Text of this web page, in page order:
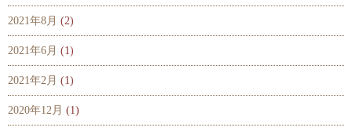
2021年8月 (2)
2021年6月 (1)
2021年2月 (1)
2020年12月 (1)